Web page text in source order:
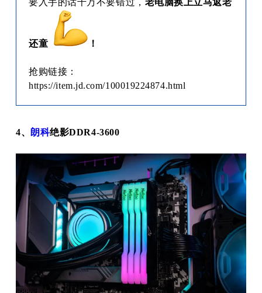
要入手的话千万不要错过， 老电脑换上立马返老
还童 ！
抢购链接：
https://item.jd.com/100019224874.html
4、 朗科绝影DDR4-3600